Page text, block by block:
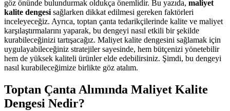
göz önünde bulundurmak oldukça önemlidir. Bu yazıda, maliyet
kalite dengesi sağlarken dikkat edilmesi gereken faktörleri
inceleyeceğiz. Ayrıca, toptan çanta tedarikçilerinde kalite ve maliyet
karşılaştırmalarını yaparak, bu dengeyi nasıl etkili bir şekilde
kurabileceğinizi tartışacağız. Maliyet kalite dengesini sağlamak için
uygulayabileceğiniz stratejiler sayesinde, hem bütçenizi yönetebilir
hem de yüksek kaliteli ürünler elde edebilirsiniz. Şimdi, bu dengeyi
nasıl kurabileceğimize birlikte göz atalım.
Toptan Çanta Alımında Maliyet Kalite
Dengesi Nedir?